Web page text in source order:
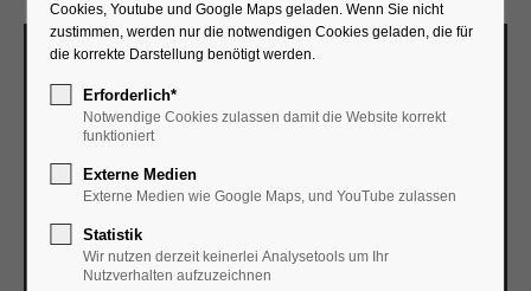
Cookies, Youtube und Google Maps geladen. Wenn Sie nicht
zustimmen, werden nur die notwendigen Cookies geladen, die für
die korrekte Darstellung benötigt werden.
Erforderlich*
Notwendige Cookies zulassen damit die Website korrekt
funktioniert
Externe Medien
Externe Medien wie Google Maps, und YouTube zulassen
Statistik
Wir nutzen derzeit keinerlei Analysetools um Ihr
Nutzverhalten aufzuzeichnen